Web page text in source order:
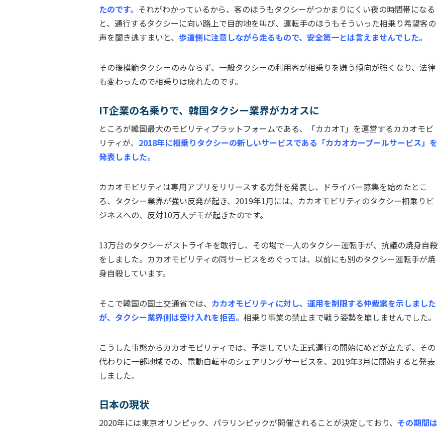
たのです。 それがわかっているから、客のほうもタクシーがつかまりにくい夜の時間帯になる
と、通行するタクシーに向い路上で目的地を叫び、運転手のほうもそういった相乗り希望客の
声を聞き逃すまいと、 歩道側に注意しながら走るもので、安全第一とは言えませんでした。
その後模範タクシーのみならず、一般タクシーの利用客が相乗りを嫌う傾向が強くなり、法律
も変わったので相乗りは廃れたのです。
IT企業の名乗りで、韓国タクシー業界がカオスに
ところが韓国最大のモビリティプラットフォームである、「カカオT」を運営するカカオモビ
リティが、 2018年に相乗りタクシーの新しいサービスである「カカオカープールサービス」を
発表しました。
カカオモビリティは専用アプリをリリースする方針を発表し、ドライバー募集を始めたとこ
ろ、タクシー業界が強い反発が起き、2019年1月には、カカオモビリティのタクシー相乗りビ
ジネスへの、反対10万人デモが起きたのです。
13万台のタクシーがストライキを敢行し、その場で一人のタクシー運転手が、抗議の焼身自殺
をしました。カカオモビリティの同サービスをめぐっては、以前にも別のタクシー運転手が焼
身自殺しています。
そこで韓国の国土交通省では、 カカオモビリティに対し、運用を制限する仲裁案を示しました
が、タクシー業界側は受け入れを拒否。 相乗り事業の禁止まで戦う姿勢を崩しませんでした。
こうした事態からカカオモビリティでは、予定していた正式運行の開始にめどが立たず、その
代わりに一部地域での、電動自転車のシェアリングサービスを、2019年3月に開始すると発表
しました。
日本の現状
2020年には東京オリンピック、パラリンピックが開催されることが決定しており、 その期間は